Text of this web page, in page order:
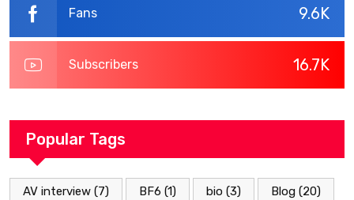
9.6K
Fans
16.7K
Subscribers
Popular Tags
AV interview (7) BF6 (1) bio (3) Blog (20)